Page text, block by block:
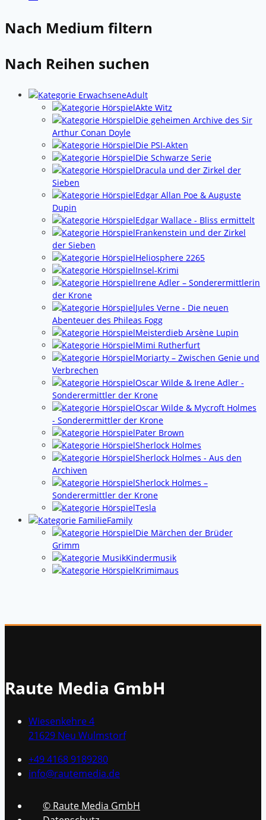
Nach Medium filtern
Nach Reihen suchen
Adult
Akte Witz
Die geheimen Archive des Sir
Arthur Conan Doyle
Die PSI-Akten
Die Schwarze Serie
Dracula und der Zirkel der
Sieben
Edgar Allan Poe & Auguste
Dupin
Edgar Wallace - Bliss ermittelt
Frankenstein und der Zirkel
der Sieben
Heliosphere 2265
Insel-Krimi
Irene Adler – Sonderermittlerin
der Krone
Jules Verne - Die neuen
Abenteuer des Phileas Fogg
Meisterdieb Arsène Lupin
Mimi Rutherfurt
Moriarty – Zwischen Genie und
Verbrechen
Oscar Wilde & Irene Adler -
Sonderermittler der Krone
Oscar Wilde & Mycroft Holmes
- Sonderermittler der Krone
Pater Brown
Sherlock Holmes
Sherlock Holmes - Aus den
Archiven
Sherlock Holmes –
Sonderermittler der Krone
Tesla
Family
Die Märchen der Brüder
Grimm
Kindermusik
Krimimaus
Raute Media GmbH
Wiesenkehre 4
21629 Neu Wulmstorf
+49 4168 9189280
info@rautemedia.de
© Raute Media GmbH